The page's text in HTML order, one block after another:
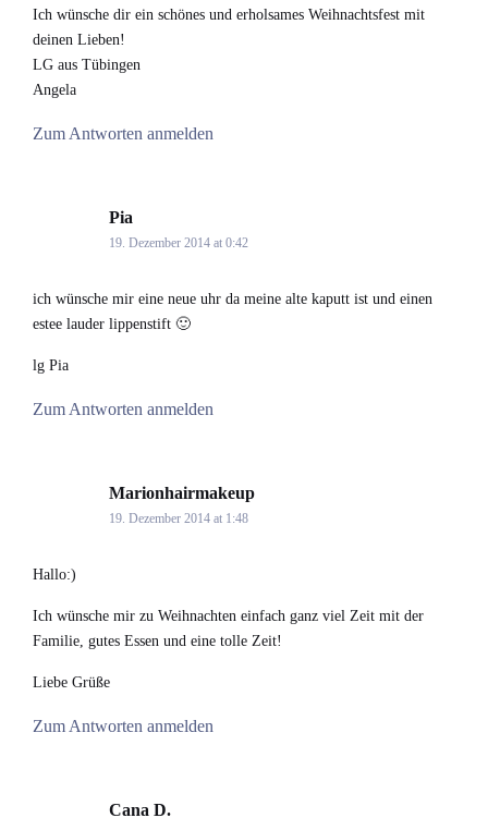
Ich wünsche dir ein schönes und erholsames Weihnachtsfest mit
deinen Lieben!
LG aus Tübingen
Angela
Zum Antworten anmelden
Pia
19. Dezember 2014 at 0:42
ich wünsche mir eine neue uhr da meine alte kaputt ist und einen
estee lauder lippenstift 🙂
lg Pia
Zum Antworten anmelden
Marionhairmakeup
19. Dezember 2014 at 1:48
Hallo:)
Ich wünsche mir zu Weihnachten einfach ganz viel Zeit mit der
Familie, gutes Essen und eine tolle Zeit!
Liebe Grüße
Zum Antworten anmelden
Cana D.